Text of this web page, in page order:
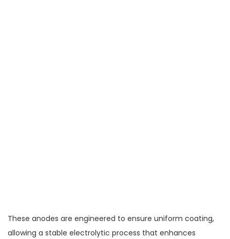
These anodes are engineered to ensure uniform coating,
allowing a stable electrolytic process that enhances